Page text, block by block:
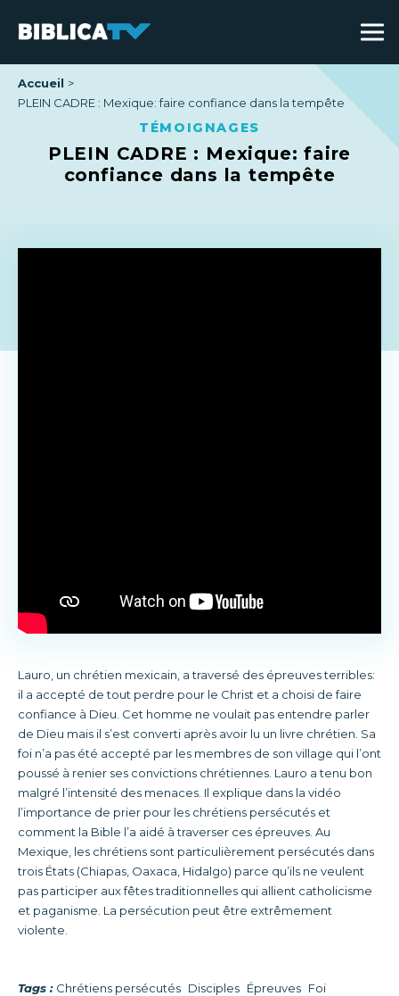
Accueil
PLEIN CADRE : Mexique: faire confiance dans la tempête
TÉMOIGNAGES
PLEIN CADRE : Mexique: faire
confiance dans la tempête
Lauro, un chrétien mexicain, a traversé des épreuves terribles:
il a accepté de tout perdre pour le Christ et a choisi de faire
confiance à Dieu. Cet homme ne voulait pas entendre parler
de Dieu mais il s’est converti après avoir lu un livre chrétien. Sa
foi n’a pas été accepté par les membres de son village qui l’ont
poussé à renier ses convictions chrétiennes. Lauro a tenu bon
malgré l’intensité des menaces. Il explique dans la vidéo
l’importance de prier pour les chrétiens persécutés et
comment la Bible l’a aidé à traverser ces épreuves. Au
Mexique, les chrétiens sont particulièrement persécutés dans
trois États (Chiapas, Oaxaca, Hidalgo) parce qu’ils ne veulent
pas participer aux fêtes traditionnelles qui allient catholicisme
et paganisme. La persécution peut être extrêmement
violente.
Tags : Chrétiens persécutés Disciples Épreuves Foi